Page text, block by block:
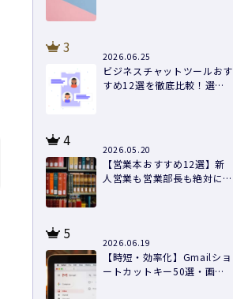
3
2026.06.25
ビジネスチャットツールおす
すめ12選を徹底比較！選び
4
2026.05.20
【営業本おすすめ12選】新
人営業も営業部長も絶対に読
5
2026.06.19
【時短・効率化】Gmailショ
ートカットキー50選・画像